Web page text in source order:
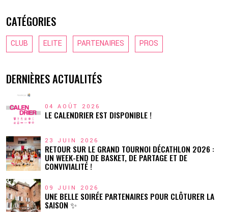
CATÉGORIES
CLUB ELITE PARTENAIRES PROS
DERNIÈRES ACTUALITÉS
04 AOÛT 2026
LE CALENDRIER EST DISPONIBLE !
23 JUIN 2026
RETOUR SUR LE GRAND TOURNOI DÉCATHLON 2026 :
UN WEEK-END DE BASKET, DE PARTAGE ET DE
CONVIVIALITÉ !
09 JUIN 2026
UNE BELLE SOIRÉE PARTENAIRES POUR CLÔTURER LA
SAISON ✨